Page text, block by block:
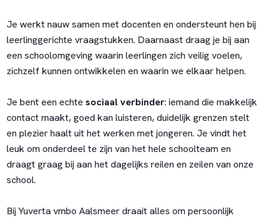
Je werkt nauw samen met docenten en ondersteunt hen bij
leerlinggerichte vraagstukken. Daarnaast draag je bij aan
een schoolomgeving waarin leerlingen zich veilig voelen,
zichzelf kunnen ontwikkelen en waarin we elkaar helpen.
Je bent een echte sociaal verbinder: iemand die makkelijk
contact maakt, goed kan luisteren, duidelijk grenzen stelt
en plezier haalt uit het werken met jongeren. Je vindt het
leuk om onderdeel te zijn van het hele schoolteam en
draagt graag bij aan het dagelijks reilen en zeilen van onze
school.
Bij Yuverta vmbo Aalsmeer draait alles om persoonlijk